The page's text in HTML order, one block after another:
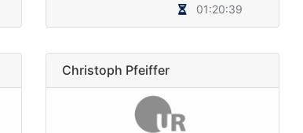
01:20:39
Christoph Pfeiffer